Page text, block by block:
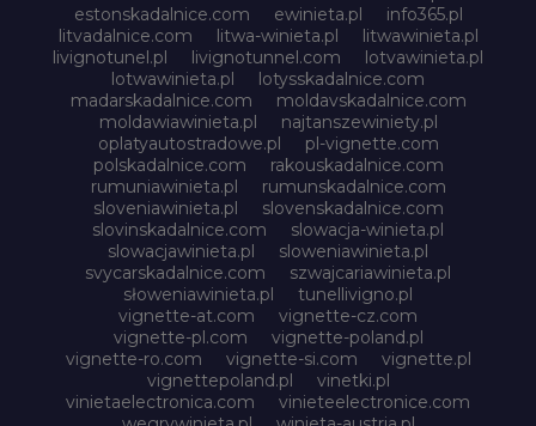
estonskadalnice.com
ewinieta.pl
info365.pl
litvadalnice.com
litwa-winieta.pl
litwawinieta.pl
livignotunel.pl
livignotunnel.com
lotvawinieta.pl
lotwawinieta.pl
lotysskadalnice.com
madarskadalnice.com
moldavskadalnice.com
moldawiawinieta.pl
najtanszewiniety.pl
oplatyautostradowe.pl
pl-vignette.com
polskadalnice.com
rakouskadalnice.com
rumuniawinieta.pl
rumunskadalnice.com
sloveniawinieta.pl
slovenskadalnice.com
slovinskadalnice.com
slowacja-winieta.pl
slowacjawinieta.pl
sloweniawinieta.pl
svycarskadalnice.com
szwajcariawinieta.pl
słoweniawinieta.pl
tunellivigno.pl
vignette-at.com
vignette-cz.com
vignette-pl.com
vignette-poland.pl
vignette-ro.com
vignette-si.com
vignette.pl
vignettepoland.pl
vinetki.pl
vinietaelectronica.com
vinieteelectronice.com